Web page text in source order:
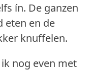
ín. De ganzen
eten en de
knuffelen.
nog even met